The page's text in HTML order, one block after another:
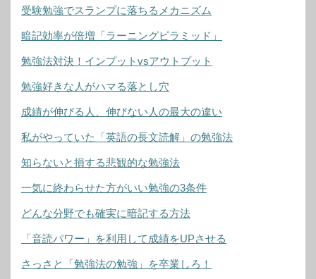
受験勉強でスランプに落ちるメカニズム
暗記効率が倍増「ラーニングピラミッド」
勉強法対決！インプットvsアウトプット
勉強好きな人がハマる落とし穴
成績が伸びる人、伸びない人の最大の違い
私がやっていた「英語の長文読解」の勉強法
知らないと損する悲観的な勉強法
一気に終わらせた方がいい勉強の3条件
どんな分野でも確実に暗記する方法
「音読パワー」を利用して成績をUPさせる
さっさと「勉強法の勉強」を卒業しろ！